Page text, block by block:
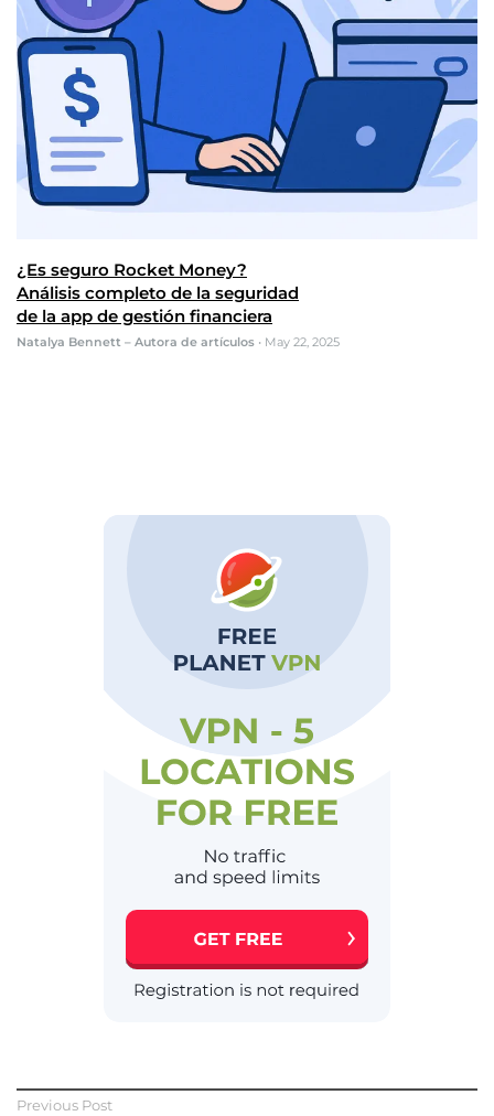
¿Es seguro Rocket Money?
Análisis completo de la seguridad
de la app de gestión financiera
Natalya Bennett – Autora de artículos • May 22, 2025
Previous Post